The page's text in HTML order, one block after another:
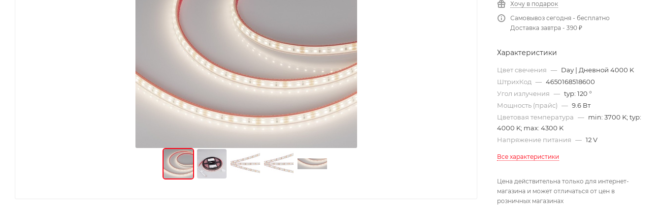
Хочу в подарок
Самовывоз сегодня - бесплатно
Доставка завтра - 390 ₽
Характеристики
Цвет свечения — Day | Дневной 4000 K
ШтрихКод — 4650168518600
Угол излучения — typ: 120 °
Мощность (прайс) — 9.6 Вт
Цветовая температура — min: 3700 K; typ:
4000 K; max: 4300 K
Напряжение питания — 12 V
Все характеристики
Цена действительна только для интернет-
магазина и может отличаться от цен в
розничных магазинах